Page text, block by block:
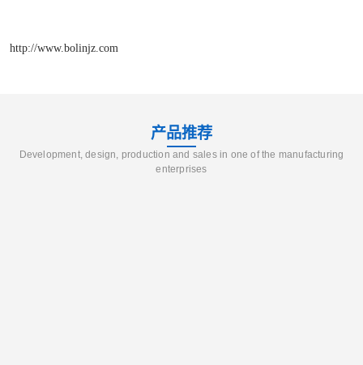
http://www.bolinjz.com
产品推荐
Development, design, production and sales in one of the manufacturing
enterprises